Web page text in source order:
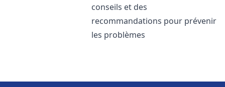
conseils et des
recommandations pour prévenir
les problèmes